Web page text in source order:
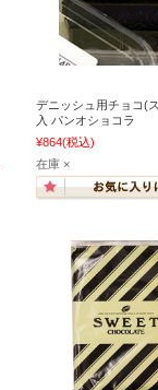
デニッシュ用チョコ(
入 パンオショコラ
¥864(税込)
在庫 ×